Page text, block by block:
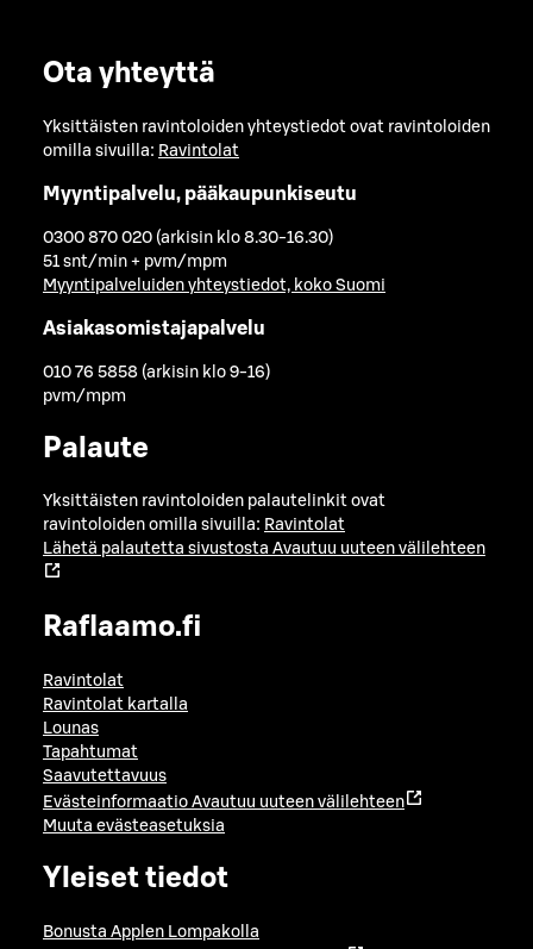
Ota yhteyttä
Yksittäisten ravintoloiden yhteystiedot ovat ravintoloiden
omilla sivuilla: Ravintolat
Myyntipalvelu, pääkaupunkiseutu
0300 870 020 (arkisin klo 8.30-16.30)
51 snt/min + pvm/mpm
Myyntipalveluiden yhteystiedot, koko Suomi
Asiakasomistajapalvelu
010 76 5858 (arkisin klo 9-16)
pvm/mpm
Palaute
Yksittäisten ravintoloiden palautelinkit ovat
ravintoloiden omilla sivuilla: Ravintolat
Lähetä palautetta sivustosta Avautuu uuteen välilehteen
Raflaamo.fi
Ravintolat
Ravintolat kartalla
Lounas
Tapahtumat
Saavutettavuus
Evästeinformaatio Avautuu uuteen välilehteen
Muuta evästeasetuksia
Yleiset tiedot
Bonusta Applen Lompakolla